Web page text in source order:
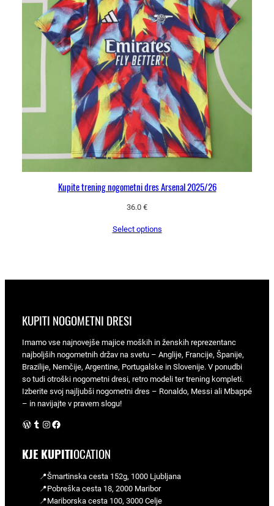
Kupite trening nogometni dres Arsenal 2025/26
36.0 €
Select options
KUPITI NOGOMETNI DRESI
Imamo vse najnovejše majice moških in ženskih reprezentanc
najboljših nogometnih držav na svetu – Anglije, Francije, Španije,
Brazilije, Nemčije, Argentine, Portugalske in Slovenije. V ponudbi
so tudi otroški nogometni dresi, retro modeli ter trening kompleti.
Izberite svoj najljubši nogometni dres – Ronaldo, Messi ali Mbappé
– in navijajte v pravem slogu!
WordPress Instagram Facebook
KJE KUPITIOCATION
📍Šmartinska cesta 152g, 1000 Ljubljana
📍Pobreška cesta 18, 2000 Maribor
📍Mariborska cesta 100, 3000 Celje